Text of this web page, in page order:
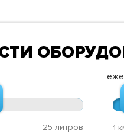
25 литров 1